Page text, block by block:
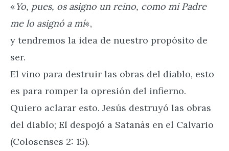
«Yo, pues, os asigno un reino, como mi Padre
me lo asignó a mí«,
y tendremos la idea de nuestro propósito de
ser.
El vino para destruir las obras del diablo, esto
es para romper la opresión del infierno.
Quiero aclarar esto. Jesús destruyó las obras
del diablo; El despojó a Satanás en el Calvario
(Colosenses 2: 15).